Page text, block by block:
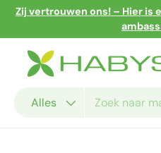
Zij vertrouwen ons! – Hier is
Alles